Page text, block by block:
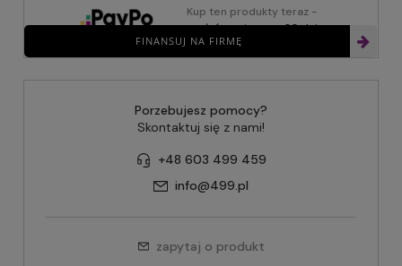
FINANSUJ NA FIRMĘ
Kup ten produkty teraz -
zapłać za niego za 30 dni
Porzebujesz pomocy?
Skontaktuj się z nami!
+48 603 499 459
info@499.pl
zapytaj o produkt